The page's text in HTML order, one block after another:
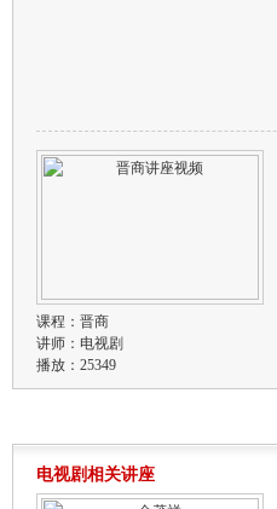
课程： 晋商
讲师： 电视剧
播放：25349
电视剧相关讲座